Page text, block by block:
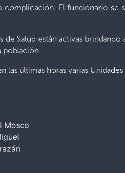
El funcionario se
de Salud están activas
población.
las últimas horas varias
Mosco